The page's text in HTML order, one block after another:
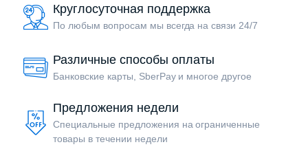
Круглосуточная поддержка
По любым вопросам мы всегда на связи 24/7
Различные способы оплаты
Банковские карты, SberPay и многое другое
Предложения недели
Специальные предложения на ограниченные
товары в течении недели